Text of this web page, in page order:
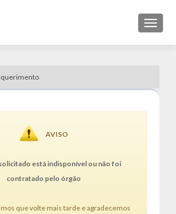
Toggle
AVISO
está indisponível ou não foi
contratado pelo órgão
que volte mais tarde e agradecemos